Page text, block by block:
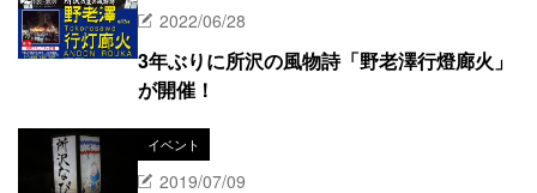
2022/06/28
3年ぶりに所沢の風物詩「野老澤行燈廊火」
が開催！
イベント
2019/07/09